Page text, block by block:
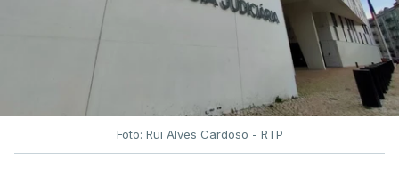
Foto: Rui Alves Cardoso - RTP